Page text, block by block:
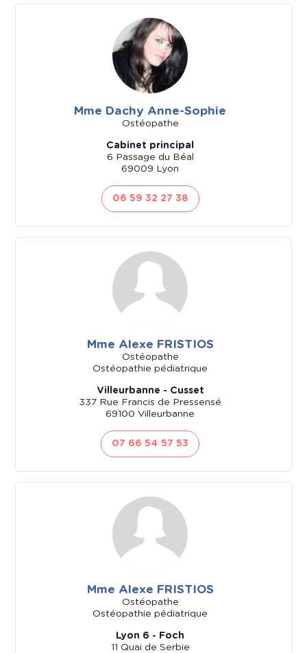
Mme Dachy Anne-Sophie
Ostéopathe
Cabinet principal
6 Passage du Béal
69009 Lyon
06 59 32 27 38
Mme Alexe FRISTIOS
Ostéopathe
Ostéopathie pédiatrique
Villeurbanne - Cusset
337 Rue Francis de Pressensé
69100 Villeurbanne
07 66 54 57 53
Mme Alexe FRISTIOS
Ostéopathe
Ostéopathie pédiatrique
Lyon 6 - Foch
11 Quai de Serbie